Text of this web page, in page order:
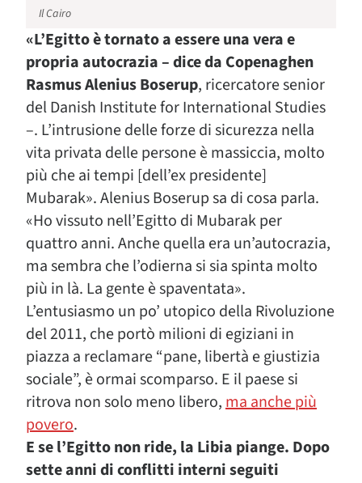
Il Cairo
«L’Egitto è tornato a essere una vera e
propria autocrazia – dice da Copenaghen
Rasmus Alenius Boserup, ricercatore senior
del Danish Institute for International Studies
–. L’intrusione delle forze di sicurezza nella
vita privata delle persone è massiccia, molto
più che ai tempi [dell’ex presidente]
Mubarak». Alenius Boserup sa di cosa parla.
«Ho vissuto nell’Egitto di Mubarak per
quattro anni. Anche quella era un’autocrazia,
ma sembra che l’odierna si sia spinta molto
più in là. La gente è spaventata».
L’entusiasmo un po’ utopico della Rivoluzione
del 2011, che portò milioni di egiziani in
piazza a reclamare “pane, libertà e giustizia
sociale”, è ormai scomparso. E il paese si
ritrova non solo meno libero,ma anche più
povero.
E se l’Egitto non ride, la Libia piange. Dopo
sette anni di conflitti interni seguiti